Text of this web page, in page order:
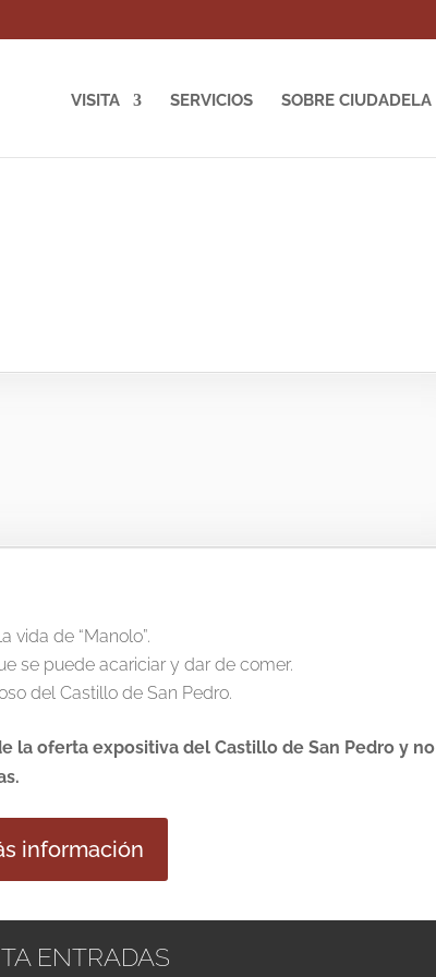
VISITA SERVICIOS SOBRE CIUDADELA
vida de “Manolo”.
se puede acariciar y dar de comer.
del Castillo de San Pedro.
la oferta expositiva del Castillo de San Pedro y no
información
ENTRADAS